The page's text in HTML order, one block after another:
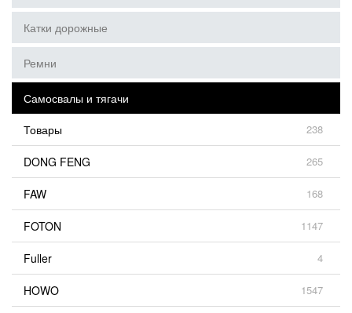
Катки дорожные
Ремни
Самосвалы и тягачи
Товары
238
DONG FENG 265
FAW 168
FOTON 1147
Fuller 4
HOWO 1547